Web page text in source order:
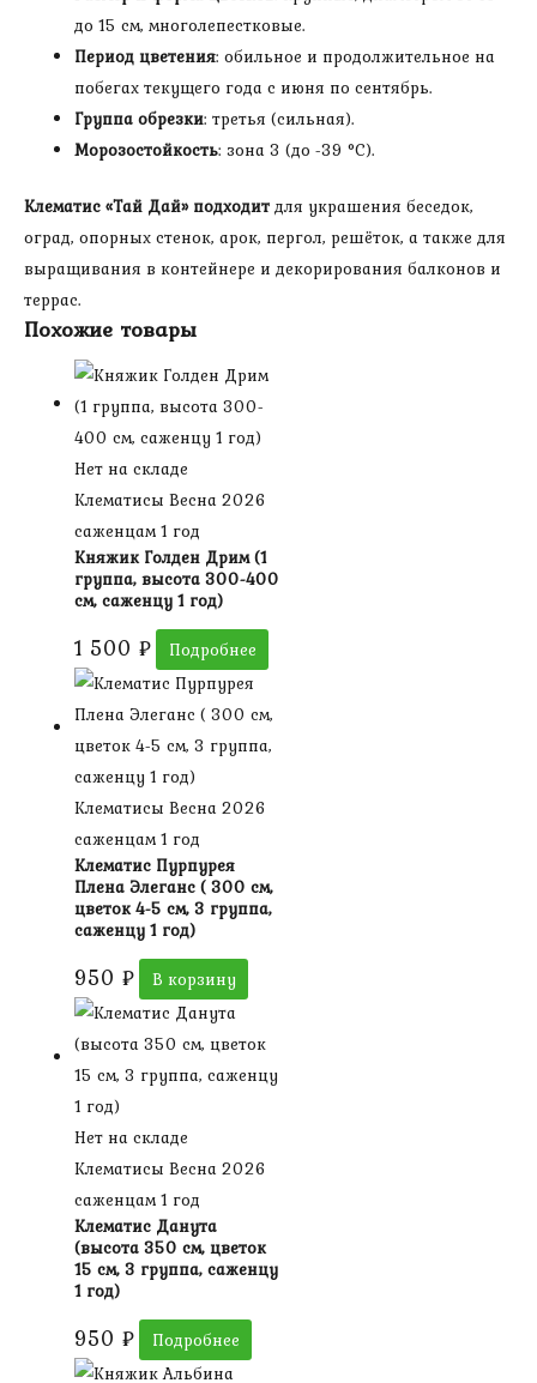
до 15 см, многолепестковые.
Период цветения: обильное и продолжительное на
побегах текущего года с июня по сентябрь.
Группа обрезки: третья (сильная).
Морозостойкость: зона 3 (до -39 °C).
Клематис «Тай Дай» подходит для украшения беседок,
оград, опорных стенок, арок, пергол, решёток, а также для
выращивания в контейнере и декорирования балконов и
террас.
Похожие товары
Нет на складе
Клематисы Весна 2026
саженцам 1 год
Княжик Голден Дрим (1
группа, высота 300-400
см, саженцу 1 год)
1 500 ₽ Подробнее
Клематисы Весна 2026
саженцам 1 год
Клематис Пурпурея
Плена Элеганс ( 300 см,
цветок 4-5 см, 3 группа,
саженцу 1 год)
950 ₽ В корзину
Нет на складе
Клематисы Весна 2026
саженцам 1 год
Клематис Данута
(высота 350 см, цветок
15 см, 3 группа, саженцу
1 год)
950 ₽ Подробнее